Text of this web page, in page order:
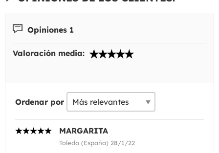
Opiniones 1
Valoración media:
Ordenar por
MARGARITA
Toledo (España) 28/1/22